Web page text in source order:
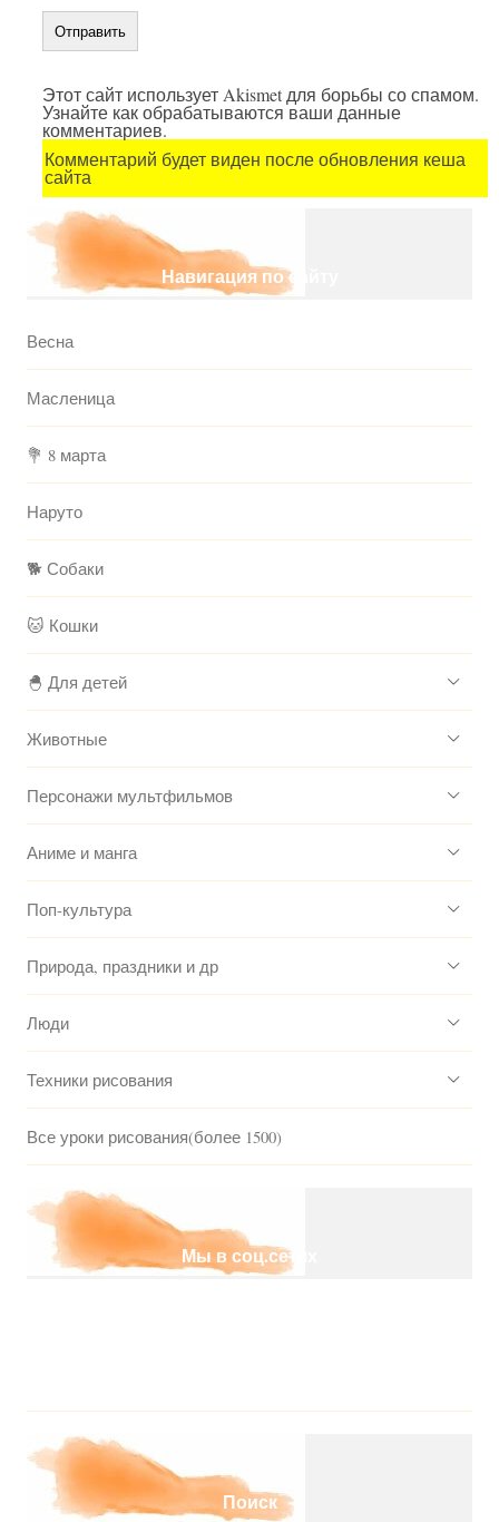
Этот сайт использует Akismet для борьбы со спамом.
Узнайте как обрабатываются ваши данные
комментариев.
Комментарий будет виден после обновления кеша
сайта
Навигация по сайту
Весна
Масленица
💐 8 марта
Наруто
🐕 Собаки
🐱 Кошки
🐣 Для детей
Животные
Персонажи мультфильмов
Аниме и манга
Поп-культура
Природа, праздники и др
Люди
Техники рисования
Все уроки рисования(более 1500)
Мы в соц.сетях
Поиск